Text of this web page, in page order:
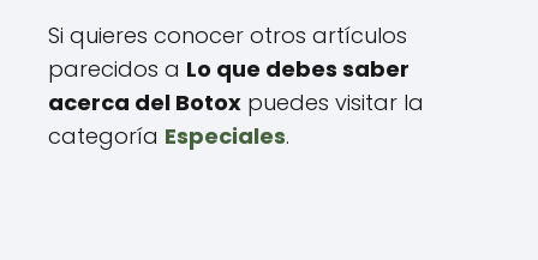
Si quieres conocer otros artículos
parecidos a Lo que debes saber
acerca del Botox puedes visitar la
categoría Especiales.